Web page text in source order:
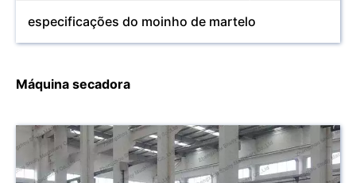
especificações do moinho de martelo
Máquina secadora